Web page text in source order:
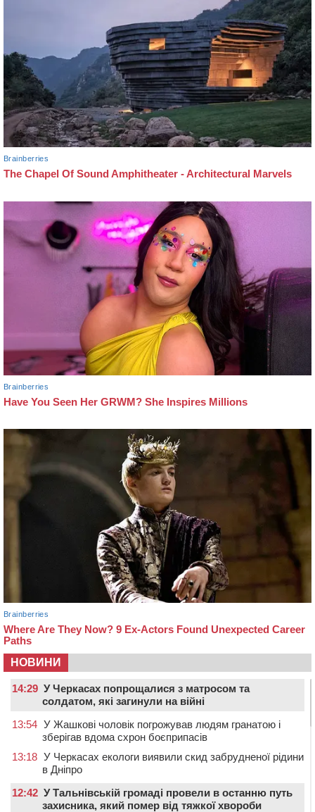
НОВИНИ
14:29 У Черкасах попрощалися з матросом та
солдатом, які загинули на війні
13:54 У Жашкові чоловік погрожував людям гранатою і
зберігав вдома схрон боєприпасів
13:18 У Черкасах екологи виявили скид забрудненої рідини
в Дніпро
12:42 У Тальнівській громаді провели в останню путь
захисника, який помер від тяжкої хвороби